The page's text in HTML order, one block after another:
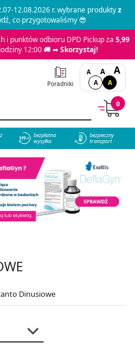
12.08.2026 r. wybrane produktyz
co przygotowaliśmy 😎
i punktów odbioru DPD Pickup za 5,99
12:00 🚚 ➡Skorzystaj!
Poradniki
A A A
A A
0
bezpłatna
wysyłka
bezpieczny
transport
Dinusiowe